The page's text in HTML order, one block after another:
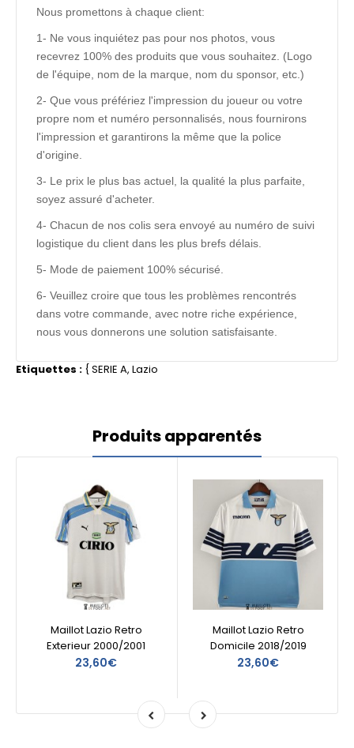
Nous promettons à chaque client:
1- Ne vous inquiétez pas pour nos photos, vous
recevrez 100% des produits que vous souhaitez. (Logo
de l'équipe, nom de la marque, nom du sponsor, etc.)
2- Que vous préfériez l'impression du joueur ou votre
propre nom et numéro personnalisés, nous fournirons
l'impression et garantirons la même que la police
d'origine.
3- Le prix le plus bas actuel, la qualité la plus parfaite,
soyez assuré d'acheter.
4- Chacun de nos colis sera envoyé au numéro de suivi
logistique du client dans les plus brefs délais.
5- Mode de paiement 100% sécurisé.
6- Veuillez croire que tous les problèmes rencontrés
dans votre commande, avec notre riche expérience,
nous vous donnerons une solution satisfaisante.
Etiquettes : {SERIE A, Lazio
Produits apparentés
Maillot Lazio Retro
Exterieur 2000/2001
23,60€
Maillot Lazio Retro
Domicile 2018/2019
23,60€